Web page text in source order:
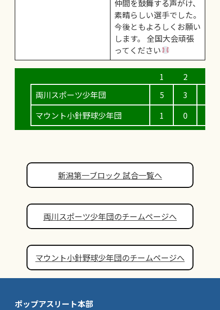
仲間を鼓舞する声がけ、
素晴らしい選手でした。
今後ともよろしくお願い
します。 全国大会頑張
ってください
両川スポーツ少年団
マウント小針野球少年団
5
1
3
0
新潟第一ブロック 試合一覧へ
両川スポーツ少年団のチームページへ
マウント小針野球少年団のチームページへ
ポップアスリート本部